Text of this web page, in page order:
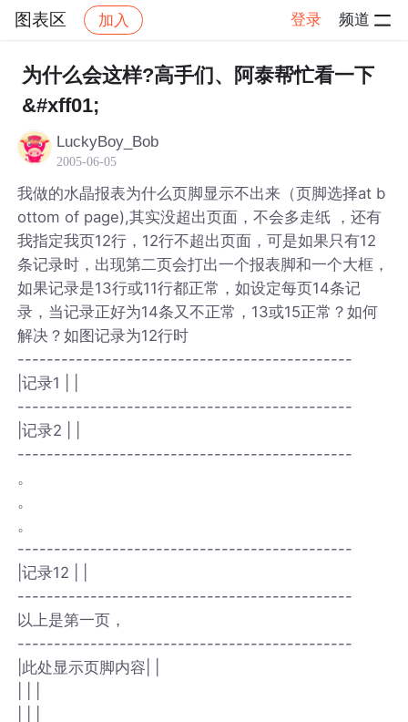
图表区 加入 登录 频道
社区 图表区 帖子详情
为什么会这样?高手们、阿泰帮忙看一下
&#xff01;
LuckyBoy_Bob
2005-06-05
我做的水晶报表为什么页脚显示不出来（页脚选择at b
ottom of page),其实没超出页面，不会多走纸 ，还有
我指定我页12行，12行不超出页面，可是如果只有12
条记录时，出现第二页会打出一个报表脚和一个大框，
如果记录是13行或11行都正常，如设定每页14条记
录，当记录正好为14条又不正常，13或15正常？如何
解决？如图记录为12行时
----------------------------------------------
|记录1 | |
----------------------------------------------
|记录2 | |
----------------------------------------------
。
。
。
----------------------------------------------
|记录12 | |
----------------------------------------------
以上是第一页，
----------------------------------------------
|此处显示页脚内容| |